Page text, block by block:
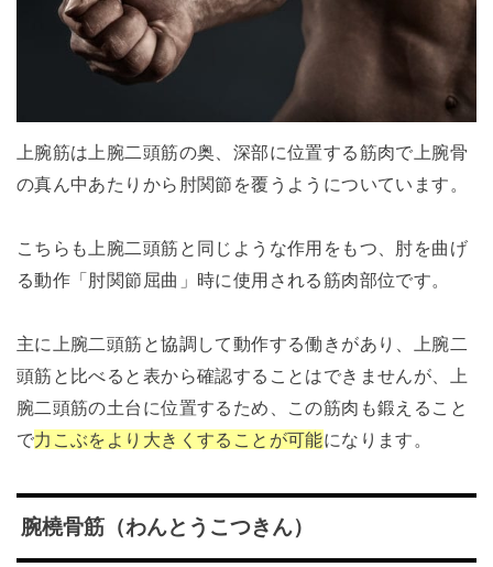
上腕筋は上腕二頭筋の奥、深部に位置する筋肉で上腕骨
の真ん中あたりから肘関節を覆うようについています。
こちらも上腕二頭筋と同じような作用をもつ、肘を曲げ
る動作「肘関節屈曲」時に使用される筋肉部位です。
主に上腕二頭筋と協調して動作する働きがあり、上腕二
頭筋と比べると表から確認することはできませんが、上
腕二頭筋の土台に位置するため、この筋肉も鍛えること
で力こぶをより大きくすることが可能になります。
腕橈骨筋（わんとうこつきん）